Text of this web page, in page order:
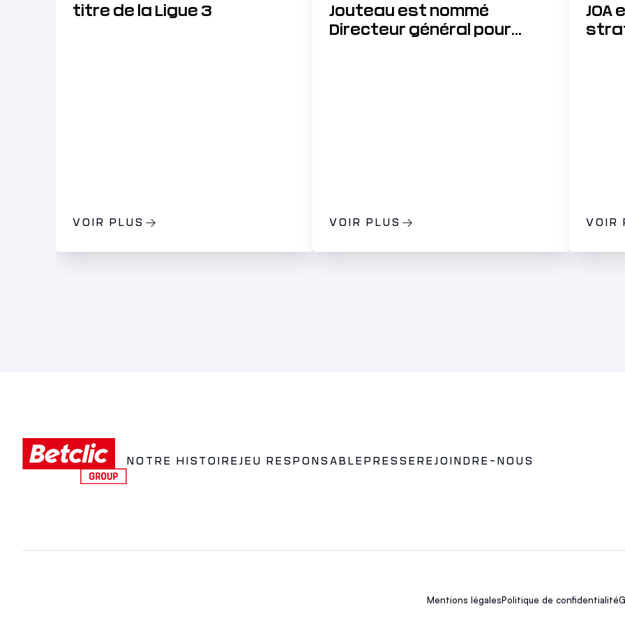
titre de la Ligue 3
VOIR PLUS
Jouteau est nommé
Directeur général pour
VOIR PLUS
JOA
VOIR
NOTRE HISTOIRE JEU RESPONSABLE PRESSE REJOINDRE-NOUS
Mentions légalesPolitique de confidentialité